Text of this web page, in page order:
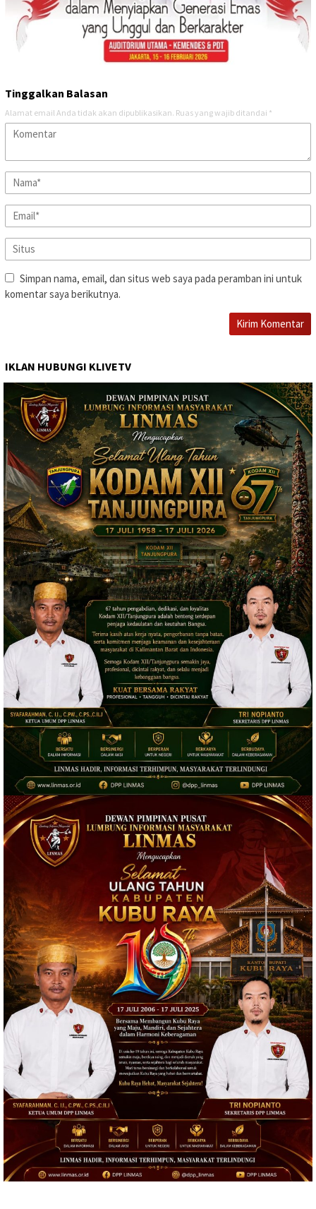
Tinggalkan Balasan
Alamat email Anda tidak akan dipublikasikan. Ruas yang wajib ditandai *
Simpan nama, email, dan situs web saya pada peramban ini untuk
komentar saya berikutnya.
IKLAN HUBUNGI KLIVETV